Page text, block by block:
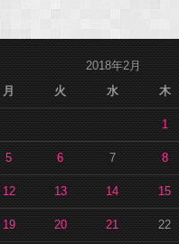
2018年2月
月 火 水 木
1
5 6 7 8
12 13 14 15
19 20 21 22